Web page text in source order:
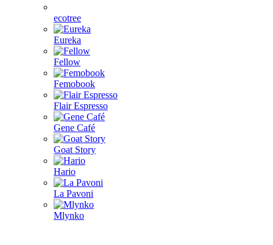
ecotree
Eureka
Fellow
Femobook
Flair Espresso
Gene Café
Goat Story
Hario
La Pavoni
Mlynko